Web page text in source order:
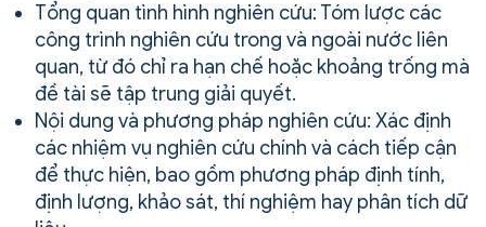
Tổng quan tình hình nghiên cứu: Tóm lược các
công trình nghiên cứu trong và ngoài nước liên
quan, từ đó chỉ ra hạn chế hoặc khoảng trống mà
đề tài sẽ tập trung giải quyết.
Nội dung và phương pháp nghiên cứu: Xác định
các nhiệm vụ nghiên cứu chính và cách tiếp cận
để thực hiện, bao gồm phương pháp định tính,
định lượng, khảo sát, thí nghiệm hay phân tích dữ